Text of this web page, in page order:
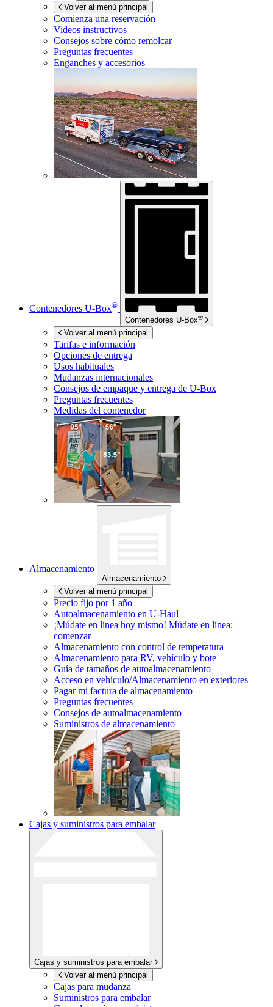
Volver al menú principal
Comienza una reservación
Videos instructivos
Consejos sobre cómo remolcar
Preguntas frecuentes
Enganches y accesorios
Contenedores U-Box®
Contenedores U-Box®
Volver al menú principal
Tarifas e información
Opciones de entrega
Usos habituales
Mudanzas internacionales
Consejos de empaque y entrega de U-Box
Preguntas frecuentes
Medidas del contenedor
Almacenamiento
Almacenamiento
Volver al menú principal
Precio fijo por 1 año
Autoalmacenamiento en U-Haul
¡Múdate en línea hoy mismo! Múdate en línea:
comenzar
Almacenamiento con control de temperatura
Almacenamiento para RV, vehículo y bote
Guía de tamaños de autoalmacenamiento
Acceso en vehículo/Almacenamiento en exteriores
Pagar mi factura de almacenamiento
Preguntas frecuentes
Consejos de autoalmacenamiento
Suministros de almacenamiento
Cajas y suministros para embalar
Cajas y suministros para embalar
Volver al menú principal
Cajas para mudanza
Suministros para embalar